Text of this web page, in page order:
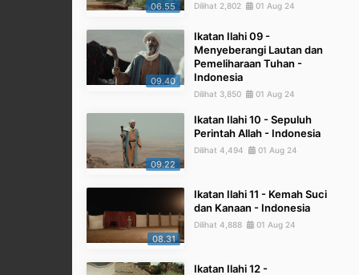
06.55 Dilihat 2,802 01 Aug 24
09.40
Ikatan Ilahi 09 -
Menyeberangi Lautan dan
Pemeliharaan Tuhan -
Indonesia
Dilihat 3,850 01 Aug 24
09.22
Ikatan Ilahi 10 - Sepuluh
Perintah Allah - Indonesia
Dilihat 4,494 01 Aug 24
08.31
Ikatan Ilahi 11 - Kemah Suci
dan Kanaan - Indonesia
Dilihat 4,888 01 Aug 24
Ikatan Ilahi 12 -